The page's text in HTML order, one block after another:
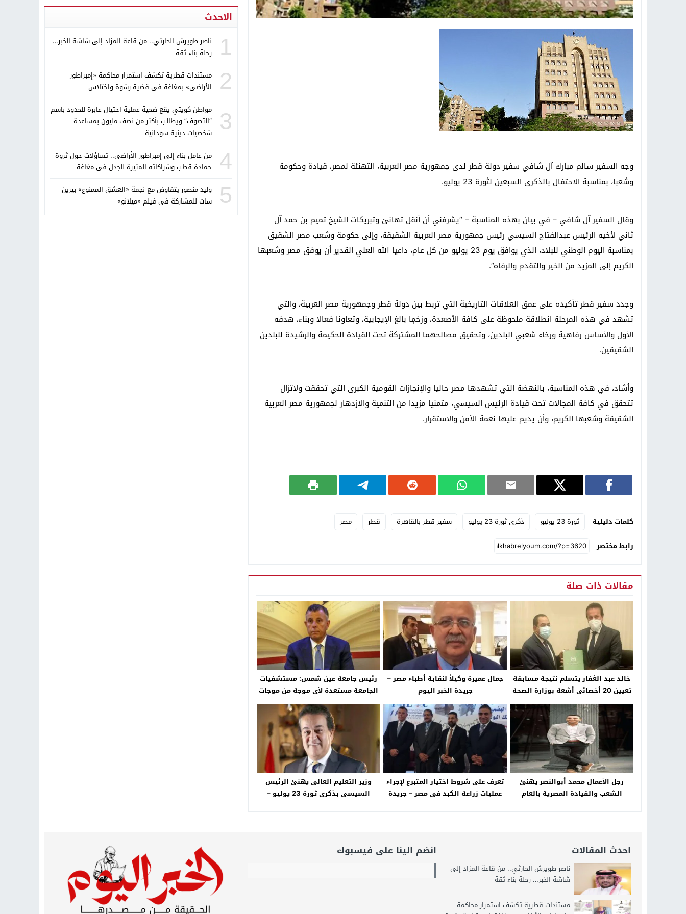
وجه السفير سالم مبارك آل شافي سفير دولة قطر لدى جمهورية مصر العربية، التهنئة لمصر، قيادة وحكومة
وشعبا، بمناسبة الاحتفال بالذكرى السبعين لثورة 23 يوليو
.
وقال السفير آل شافي – في بيان بهذه المناسبة – “يشرفني أن أنقل تهانئ وتبريكات الشيخ تميم بن حمد آل
ثاني لأخيه الرئيس عبدالفتاح السيسي رئيس جمهورية مصر العربية الشقيقة، وإلى حكومة وشعب مصر الشقيق
بمناسبة اليوم الوطني للبلاد، الذي يوافق يوم 23 يوليو من كل عام، داعيا الله العلي القدير أن يوفق مصر وشعبها
الكريم إلى المزيد من الخير والتقدم والرفاه“.
وجدد سفير قطر تأكيده على عمق العلاقات التاريخية التي تربط بين دولة قطر وجمهورية مصر العربية، والتي
تشهد في هذه المرحلة انطلاقة ملحوظة على كافة الأصعدة، وزخمٍا بالغ الإيجابية، وتعاونا فعالا وبناء، هدفه
الأول والأساس رفاهية ورخاء شعبي البلدين، وتحقيق مصالحهما المشتركة تحت القيادة الحكيمة والرشيدة للبلدين
الشقيقين.
وأشاد، في هذه المناسبة، بالنهضة التي تشهدها مصر حاليا والإنجازات القومية الكبرى التي تحققت ولاتزال
تتحقق في كافة المجالات تحت قيادة الرئيس السيسي، متمنيا مزيدا من التنمية والازدهار لجمهورية مصر العربية
الشقيقة وشعبها الكريم، وأن يديم عليها نعمة الأمن والاستقرار.
كلمات دليلية ثورة 23 يوليو ذكرى ثورة 23 يوليو سفير قطر بالقاهرة قطر
مصر
رابط مختصر
مقالات ذات صلة
خالد عبد الغفار يتسلم نتيجة مسابقة
تعيين 20 أخصائى أشعة بوزارة الصحة
– جريدة الخبر اليوم
جمال عميرة وكيلاً لنقابة أطباء مصر –
جريدة الخبر اليوم
رئيس جامعة عين شمس: مستشفيات
الجامعة مستعدة لأى موجة من موجات
كورونا – جريدة الخبر اليوم
رجل الأعمال محمد أبوالنصر يهنئ
الشعب والقيادة المصرية بالعام
تعرف على شروط اختيار المتبرع لإجراء
عمليات زراعة الكبد فى مصر – جريدة
وزير التعليم العالى يهنئ الرئيس
السيسى بذكرى ثورة 23 يوليو –
الاحدث
1
ناصر طويرش الحارثي.. من قاعة المزاد إلى شاشة الخبر…
رحلة بناء ثقة
2
مستندات قطرية تكشف استمرار محاكمة «إمبراطور
الأراضى» بمغاغة فى قضية رشوة واختلاس
3
مواطن كويتي يقع ضحية عملية احتيال عابرة للحدود باسم
“التصوف” ويطالب بأكثر من نصف مليون بمساعدة
شخصيات دينية سودانية
4
من عامل بناء إلى إمبراطور الأراضى.. تساؤلات حول ثروة
حمادة قطب وشراكاته المثيرة للجدل فى مغاغة
5
وليد منصور يتفاوض مع نجمة «العشق الممنوع» بيرين
سات للمشاركة فى فيلم «ميلانو»
احدث المقالات
ناصر طويرش الحارثي.. من قاعة المزاد إلى
شاشة الخبر… رحلة بناء ثقة
مستندات قطرية تكشف استمرار محاكمة
انضم الينا على فيسبوك